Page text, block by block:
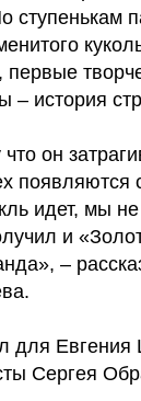
ступенькам
– история
он
идет, мы
и
–
для
Сергея